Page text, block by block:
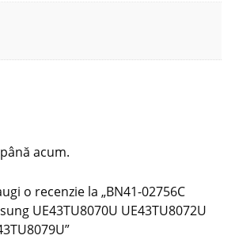
acum.
o recenzie la „BN41-02756C
UE43TU8070U UE43TU8072U